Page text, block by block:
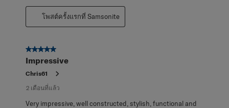
โพสต์ครั้งแรกที่ Samsonite
5 จาก 5 ดาว
Impressive
Chris61
2 เดือนที่แล้ว
Very impressive, well constructed, stylish, functional and